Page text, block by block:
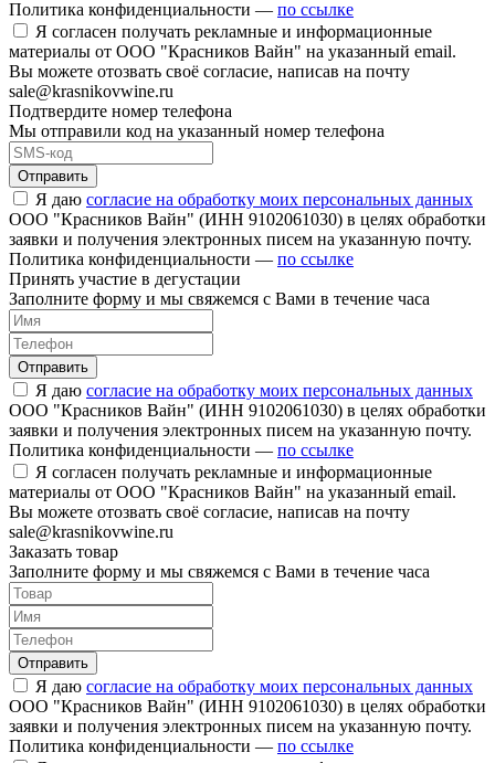
Политика конфиденциальности — по ссылке
Я согласен получать рекламные и информационные
материалы от ООО "Красников Вайн" на указанный email.
Вы можете отозвать своё согласие, написав на почту
sale@krasnikovwine.ru
Подтвердите номер телефона
Мы отправили код на указанный номер телефона
Отправить
Я даю согласие на обработку моих персональных данных
ООО "Красников Вайн" (ИНН 9102061030) в целях обработки
заявки и получения электронных писем на указанную почту.
Политика конфиденциальности — по ссылке
Принять участие в дегустации
Заполните форму и мы свяжемся с Вами в течение часа
Отправить
Я даю согласие на обработку моих персональных данных
ООО "Красников Вайн" (ИНН 9102061030) в целях обработки
заявки и получения электронных писем на указанную почту.
Политика конфиденциальности — по ссылке
Я согласен получать рекламные и информационные
материалы от ООО "Красников Вайн" на указанный email.
Вы можете отозвать своё согласие, написав на почту
sale@krasnikovwine.ru
Заказать товар
Заполните форму и мы свяжемся с Вами в течение часа
Отправить
Я даю согласие на обработку моих персональных данных
ООО "Красников Вайн" (ИНН 9102061030) в целях обработки
заявки и получения электронных писем на указанную почту.
Политика конфиденциальности — по ссылке